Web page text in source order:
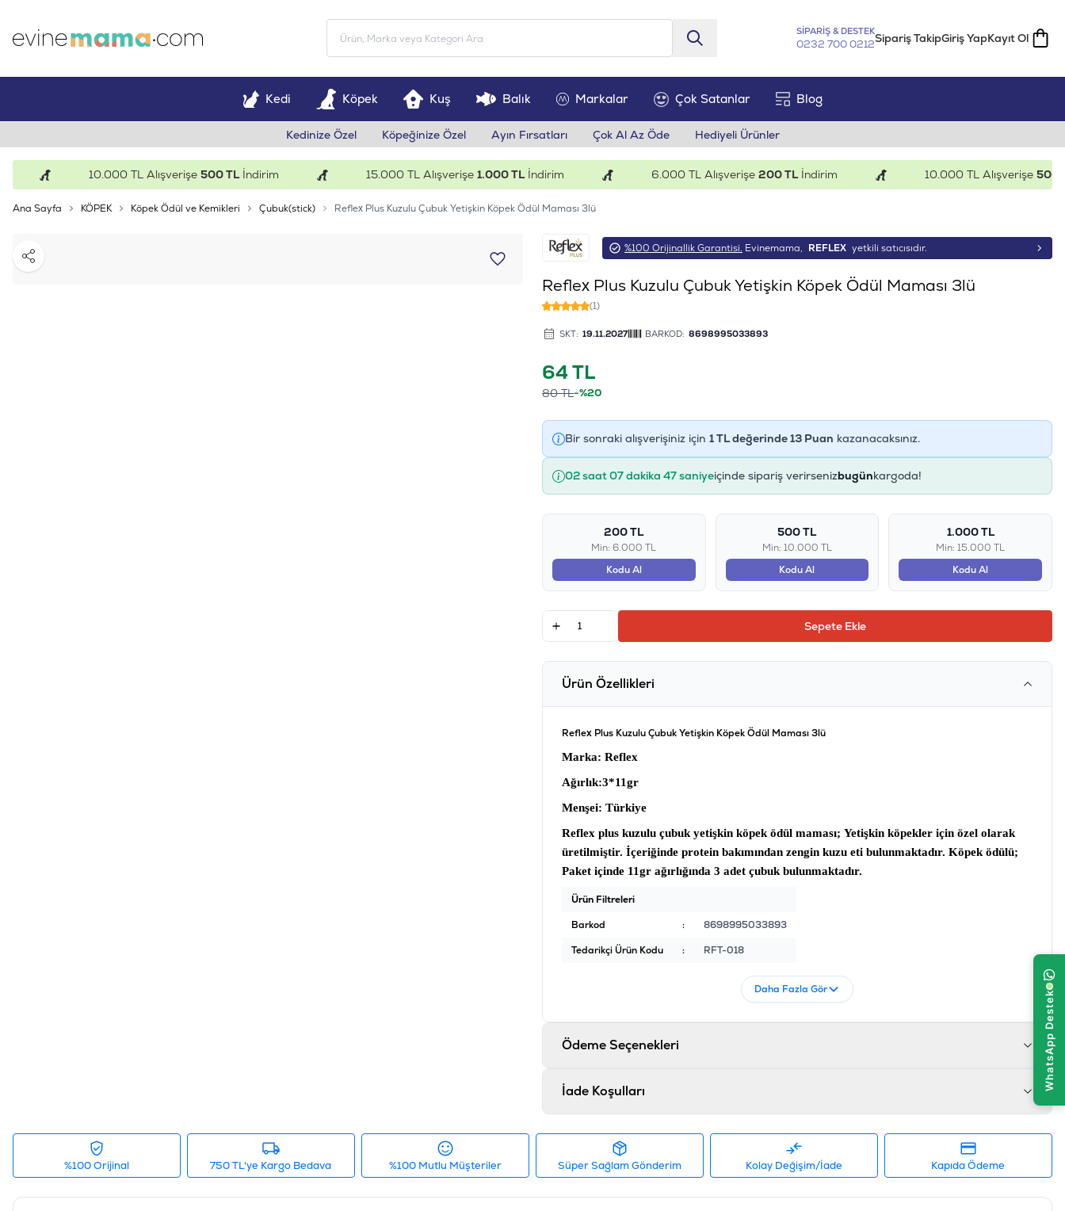
SİPARİŞ & DESTEK
0232 700 0212Sipariş TakipGiriş YapKayıt Ol
Kedi Köpek Kuş Balık Markalar Çok Satanlar Blog
Kedinize Özel Köpeğinize Özel Ayın Fırsatları Çok Al Az Öde Hediyeli Ürünler
10.000 TL Alışverişe500 TLİndirim 15.000 TL Alışverişe1.000 TLİndirim 6.000 TL Alışverişe200 TLİndirim 10.000 TL Alışverişe500 TL
Ana Sayfa KÖPEK Köpek Ödül ve Kemikleri Çubuk(stick) Reflex Plus Kuzulu Çubuk Yetişkin Köpek Ödül Maması 3lü
Paylaş
%100 Orijinallik Garantisi. Evinemama, REFLEX yetkili satıcısıdır.
Reflex Plus Kuzulu Çubuk Yetişkin Köpek Ödül Maması 3lü
(1)
SKT: 19.11.2027 BARKOD: 8698995033893
64TL
80TL-%20
Bir sonraki alışverişiniz için 1TL değerinde13Puan kazanacaksınız.
02 saat 07 dakika 46 saniyeiçinde sipariş verirsenizbugünkargoda!
200 TL
Min: 6.000 TL
Kodu Al
500 TL
Min: 10.000 TL
Kodu Al
1.000 TL
Min: 15.000 TL
Kodu Al
Sepete Ekle
Ürün Özellikleri
Reflex Plus Kuzulu Çubuk Yetişkin Köpek Ödül Maması 3lü
Marka: Reflex
Ağırlık:3*11gr
Menşei: Türkiye
Reflex plus kuzulu çubuk yetişkin köpek ödül maması; Yetişkin köpekler için özel olarak
üretilmiştir. İçeriğinde protein bakımından zengin kuzu eti bulunmaktadır. Köpek ödülü;
Paket içinde 11gr ağırlığında 3 adet çubuk bulunmaktadır.
Ürün Filtreleri
Barkod
:
8698995033893
Tedarikçi Ürün Kodu
: RFT-018
Daha Fazla Gör
Ödeme Seçenekleri
İade Koşulları
%100 Orijinal 750 TL'ye Kargo Bedava %100 Mutlu Müşteriler Süper Sağlam Gönderim Kolay Değişim/İade Kapıda Ödeme